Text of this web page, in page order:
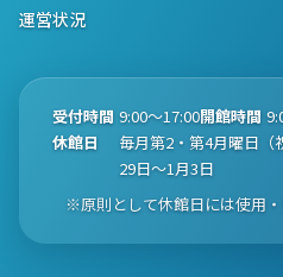
運営状況
受付時間 9:00〜17:00開館時間
休館日
毎月第2・第4月曜日（
29日〜1月3日
※原則として休館日には使用・